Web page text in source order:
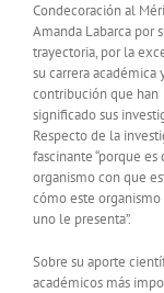
Condecoración al
Amanda Labarca por
trayectoria, por la
su carrera académica
contribución que han
significado sus
Respecto de la
fascinante “porque
organismo con que
cómo este
uno le presenta”.
Sobre su aporte
académicos más